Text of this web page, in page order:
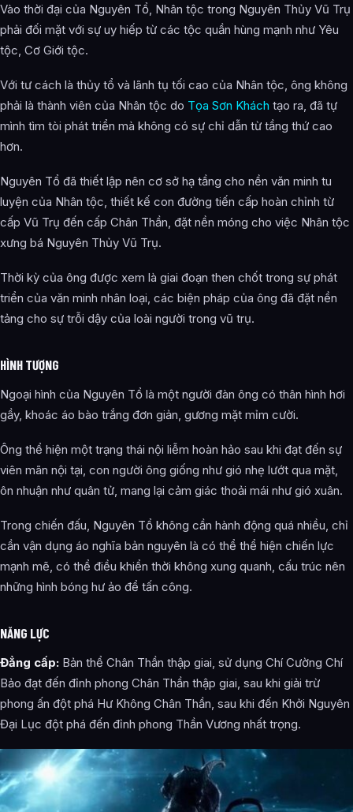
Vào thời đại của Nguyên Tổ, Nhân tộc trong Nguyên Thủy Vũ Trụ
phải đối mặt với sự uy hiếp từ các tộc quần hùng mạnh như Yêu
tộc, Cơ Giới tộc.
Với tư cách là thủy tổ và lãnh tụ tối cao của Nhân tộc, ông không
phải là thành viên của Nhân tộc do Tọa Sơn Khách tạo ra, đã tự
mình tìm tòi phát triển mà không có sự chỉ dẫn từ tầng thứ cao
hơn.
Nguyên Tổ đã thiết lập nên cơ sở hạ tầng cho nền văn minh tu
luyện của Nhân tộc, thiết kế con đường tiến cấp hoàn chỉnh từ
cấp Vũ Trụ đến cấp Chân Thần, đặt nền móng cho việc Nhân tộc
xưng bá Nguyên Thủy Vũ Trụ.
Thời kỳ của ông được xem là giai đoạn then chốt trong sự phát
triển của văn minh nhân loại, các biện pháp của ông đã đặt nền
tảng cho sự trỗi dậy của loài người trong vũ trụ.
HÌNH TƯỢNG
Ngoại hình của Nguyên Tổ là một người đàn ông có thân hình hơi
gầy, khoác áo bào trắng đơn giản, gương mặt mỉm cười.
Ông thể hiện một trạng thái nội liễm hoàn hảo sau khi đạt đến sự
viên mãn nội tại, con người ông giống như gió nhẹ lướt qua mặt,
ôn nhuận như quân tử, mang lại cảm giác thoải mái như gió xuân.
Trong chiến đấu, Nguyên Tổ không cần hành động quá nhiều, chỉ
cần vận dụng áo nghĩa bản nguyên là có thể thể hiện chiến lực
mạnh mẽ, có thể điều khiển thời không xung quanh, cấu trúc nên
những hình bóng hư ảo để tấn công.
NĂNG LỰC
Đẳng cấp: Bản thể Chân Thần thập giai, sử dụng Chí Cường Chí
Bảo đạt đến đỉnh phong Chân Thần thập giai, sau khi giải trừ
phong ấn đột phá Hư Không Chân Thần, sau khi đến Khởi Nguyên
Đại Lục đột phá đến đỉnh phong Thần Vương nhất trọng.